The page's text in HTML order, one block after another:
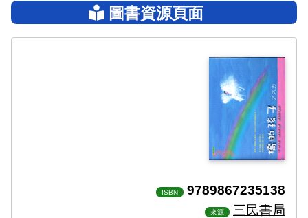
圖書資源頁面
ISBN 9789867235138
來源 三民書局